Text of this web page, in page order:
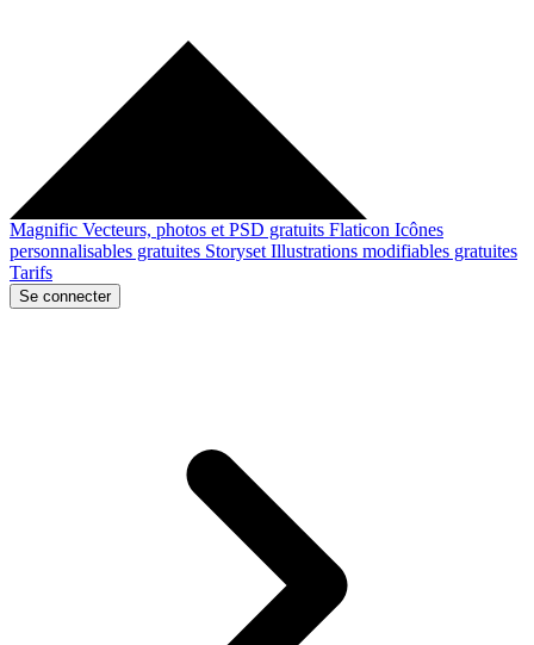
Magnific Vecteurs, photos et PSD gratuits Flaticon Icônes
personnalisables gratuites Storyset Illustrations modifiables gratuites
Tarifs
Se connecter